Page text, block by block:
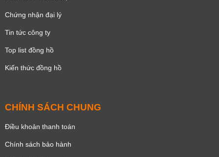
Chứng nhận đại lý
Tin tức công ty
Top list đồng hồ
Kiến thức đồng hồ
CHÍNH SÁCH CHUNG
Điều khoản thanh toán
Chính sách bảo hành